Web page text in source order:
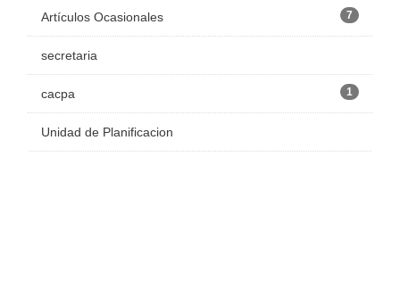
Artículos Ocasionales 7
secretaria
cacpa 1
Unidad de Planificacion